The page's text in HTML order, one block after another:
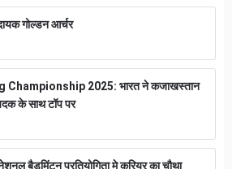
गोल्डन आर्चर
Championship 2025: भारत ने कजाखस्तान
के साथ टॉप पर
बैडमिंटन प्रतियोगिता मे करियर का चौथा